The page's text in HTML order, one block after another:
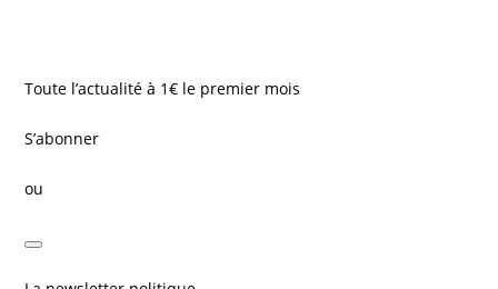
Toute l’actualité à 1€ le premier mois
S’abonner
ou